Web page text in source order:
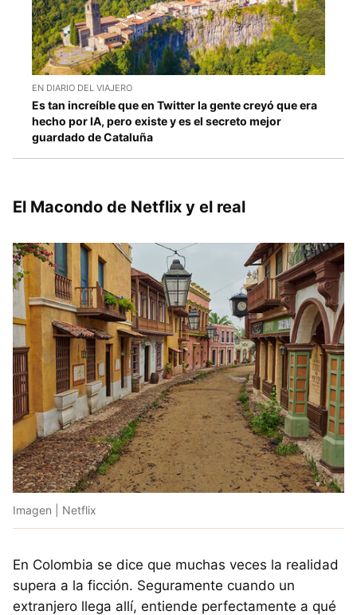
EN DIARIO DEL VIAJERO
Es tan increíble que en Twitter la gente creyó que era
hecho por IA, pero existe y es el secreto mejor
guardado de Cataluña
El Macondo de Netflix y el real
Imagen | Netflix
En Colombia se dice que muchas veces la realidad
supera a la ficción. Seguramente cuando un
extranjero llega allí, entiende perfectamente a qué